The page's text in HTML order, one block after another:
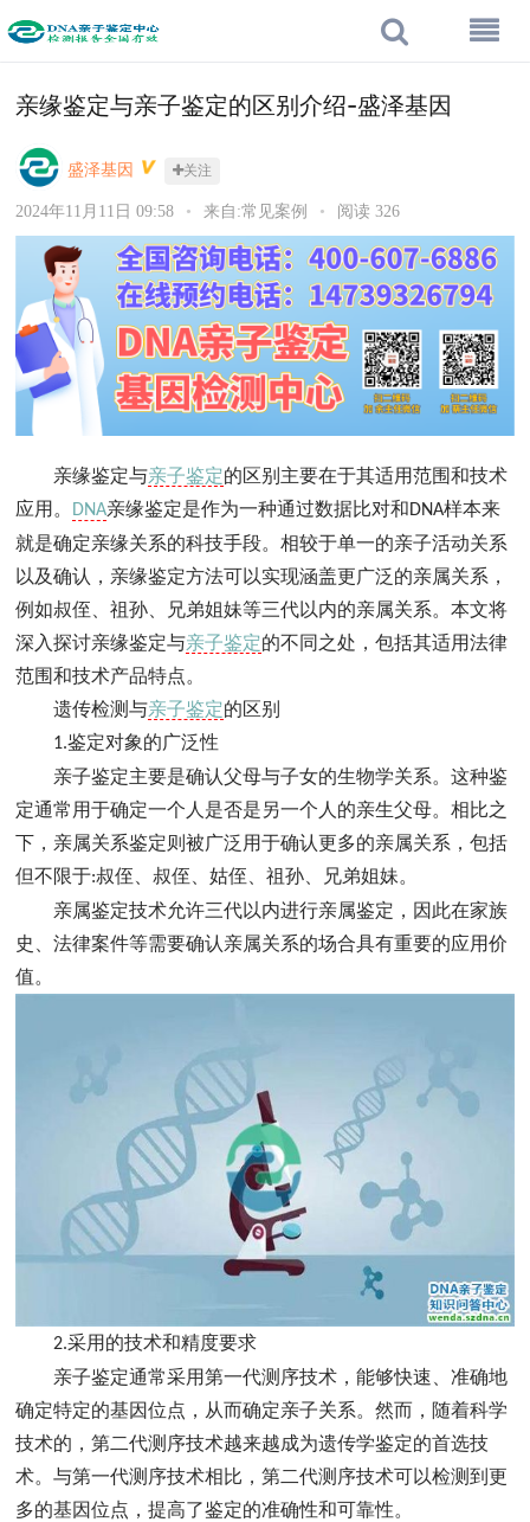
亲缘鉴定与亲子鉴定的区别介绍-盛泽基因
盛泽基因 关注
2024年11月11日 09:58 • 来自:常见案例 • 阅读 326
亲缘鉴定与亲子鉴定的区别主要在于其适用范围和技术
应用。
DNA亲缘鉴定是作为一种通过数据比对和DNA样本来
就是确定亲缘关系的科技手段。相较于单一的亲子活动关系
以及确认，亲缘鉴定方法可以实现涵盖更广泛的亲属关系，
例如叔侄、祖孙、兄弟姐妹等三代以内的亲属关系。本文将
深入探讨亲缘鉴定与亲子鉴定的不同之处，包括其适用法律
范围和技术产品特点。
遗传检测与亲子鉴定的区别
1.鉴定对象的广泛性
亲子鉴定主要是确认父母与子女的生物学关系。这种鉴
定通常用于确定一个人是否是另一个人的亲生父母。相比之
下，亲属关系鉴定则被广泛用于确认更多的亲属关系，包括
但不限于:叔侄、叔侄、姑侄、祖孙、兄弟姐妹。
亲属鉴定技术允许三代以内进行亲属鉴定，因此在家族
史、法律案件等需要确认亲属关系的场合具有重要的应用价
值。
2.采用的技术和精度要求
亲子鉴定通常采用第一代测序技术，能够快速、准确地
确定特定的基因位点，从而确定亲子关系。然而，随着科学
技术的，第二代测序技术越来越成为遗传学鉴定的首选技
术。与第一代测序技术相比，第二代测序技术可以检测到更
多的基因位点，提高了鉴定的准确性和可靠性。